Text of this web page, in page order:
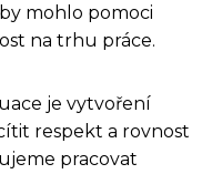
mohlo pomoci
na trhu práce.
je vytvoření
respekt a rovnost
pracovat